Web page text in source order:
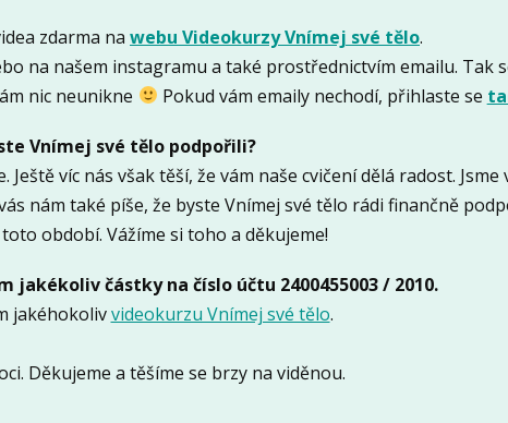
zdarma na webu Videokurzy Vnímej své tělo.
na našem instagramu a také prostřednictvím emailu. Tak
nic neunikne
Pokud vám emaily nechodí, přihlaste se
Vnímej své tělo podpořili?
víc nás však těší, že vám naše cvičení dělá radost. Jsme
nám také píše, že byste Vnímej své tělo rádi finančně
období. Vážíme si toho a děkujeme!
jakékoliv částky na číslo účtu 2400455003 / 2010.
jakéhokolivvideokurzu Vnímej své tělo.
Děkujeme a těšíme se brzy na viděnou.